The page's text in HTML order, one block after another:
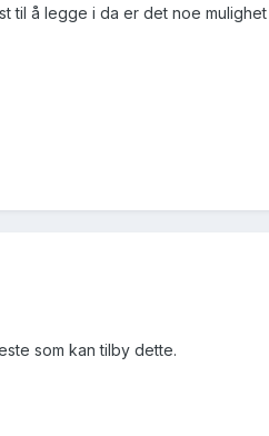
til å legge i da er det noe
som kan tilby dette.